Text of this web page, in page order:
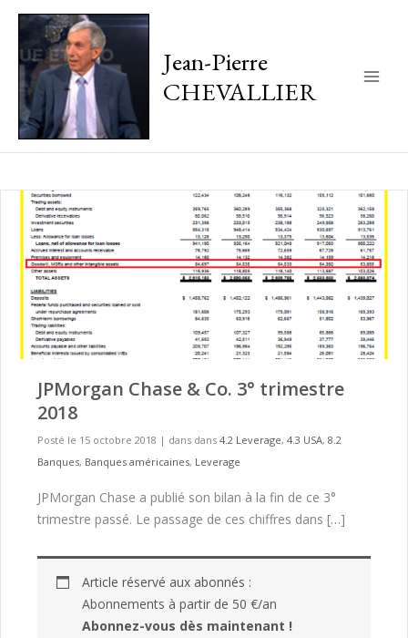
Jean-Pierre
CHEVALLIER
JPMorgan Chase & Co. 3° trimestre
2018
Posté le 15 octobre 2018 | dans dans 4.2 Leverage, 4.3 USA, 8.2
Banques, Banques américaines, Leverage
JPMorgan Chase a publié son bilan à la fin de ce 3°
trimestre passé. Le passage de ces chiffres dans […]
Article réservé aux abonnés :
Abonnements à partir de 50 €/an
Abonnez-vous dès maintenant !